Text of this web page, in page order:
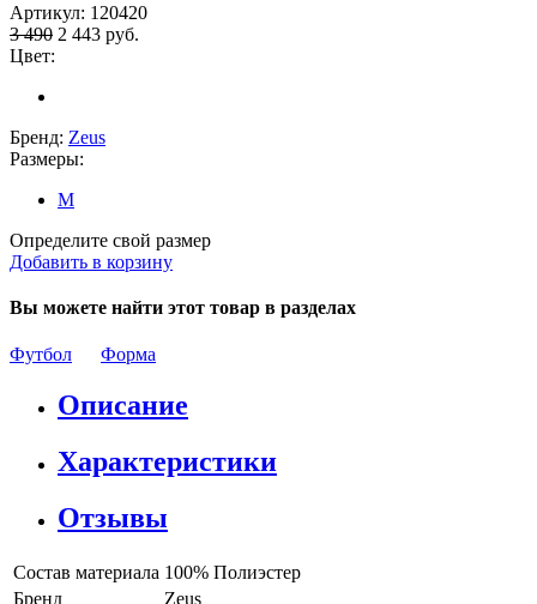
Артикул: 120420
3 490 2 443 руб.
Цвет:
Бренд: Zeus
Размеры:
M
Определите свой размер
Добавить в корзину
Вы можете найти этот товар в разделах
Футбол Форма
Описание
Характеристики
Отзывы
Состав материала 100% Полиэстер
Бренд
Zeus